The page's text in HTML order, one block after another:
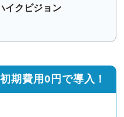
イクビジョン
期費用0円で導入！